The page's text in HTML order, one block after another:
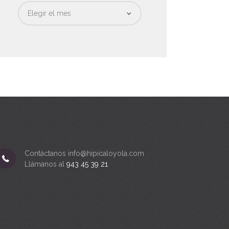
Contáctanos info@hipicaloyola.com
Llámanos al 943 45 39 21